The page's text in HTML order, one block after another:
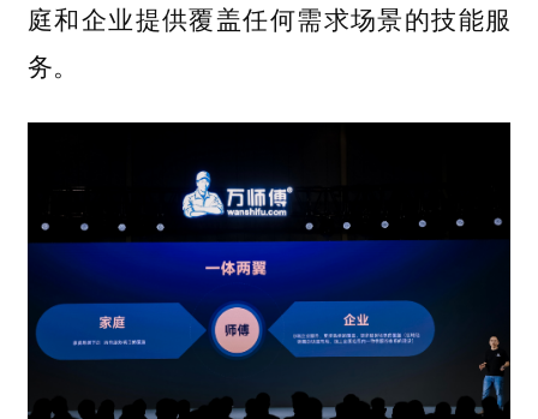
庭和企业提供覆盖任何需求场景的技能服
务。